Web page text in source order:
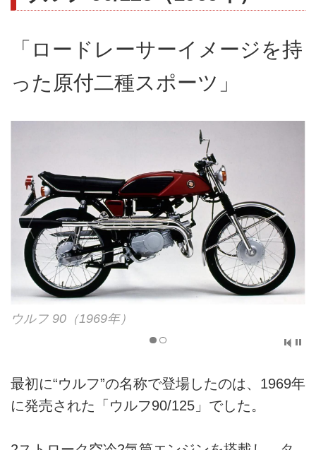
「ロードレーサーイメージを持
った原付二種スポーツ」
ウルフ 90（1969年）
ウルフ 125（1969年）
最初に“ウルフ”の名称で登場したのは、1969年
に発売された「ウルフ90/125」でした。